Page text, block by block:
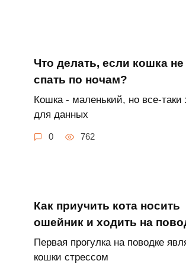
Что делать, если кошка не
спать по ночам?
Кошка - маленький, но все-
для данных
0 762
Как приучить кота носить
ошейник и ходить на
Первая прогулка на поводке
кошки стрессом